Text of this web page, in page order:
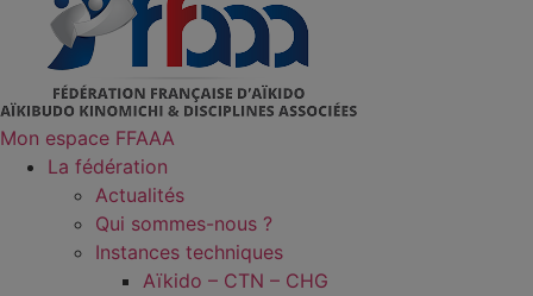
Mon espace FFAAA
La fédération
Actualités
Qui sommes-nous ?
Instances techniques
Aïkido – CTN – CHG